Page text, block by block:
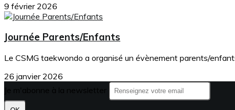
9 février 2026
Journée Parents/Enfants
Le CSMG taekwondo a organisé un évènement parents/
26 janvier 2026